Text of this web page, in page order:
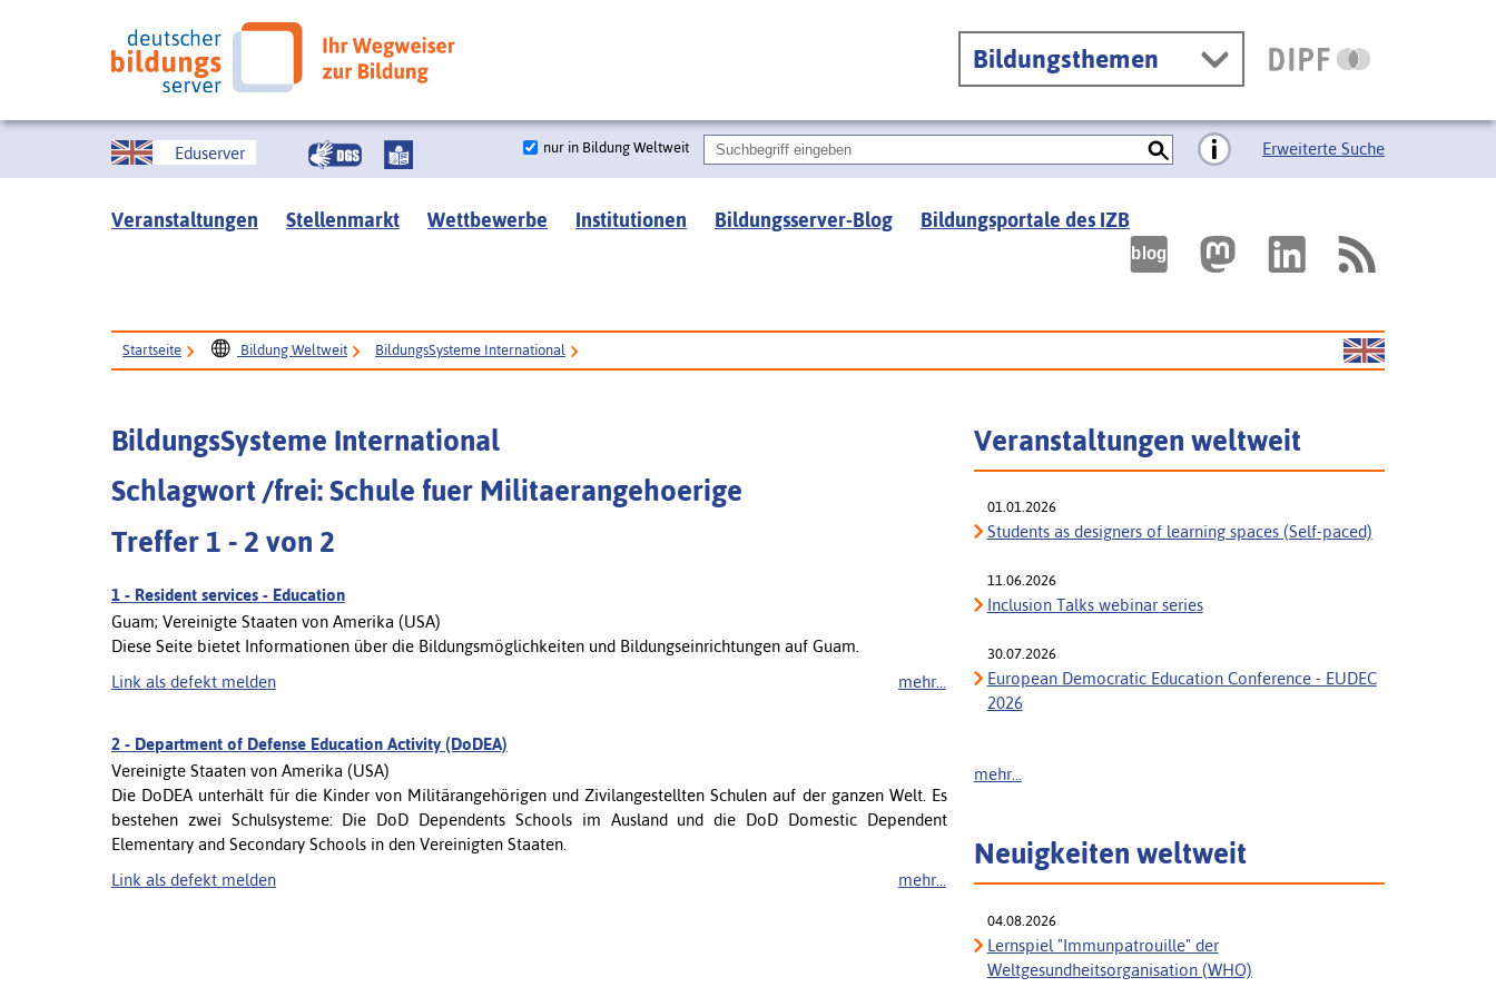
Bildungsthemen
Eduserver nur in Bildung Weltweit Erweiterte Suche
Veranstaltungen Stellenmarkt Wettbewerbe Institutionen Bildungsserver-Blog Bildungsportale des IZB
Startseite Bildung Weltweit BildungsSysteme International
BildungsSysteme International
Schlagwort /frei: Schule fuer Militaerangehoerige
Treffer 1 - 2 von 2
1 - Resident services - Education
Guam; Vereinigte Staaten von Amerika (USA)
Diese Seite bietet Informationen über die Bildungsmöglichkeiten und Bildungseinrichtungen auf Guam.
mehr...
Link als defekt melden
2 - Department of Defense Education Activity (DoDEA)
Vereinigte Staaten von Amerika (USA)
Die DoDEA unterhält für die Kinder von Militärangehörigen und Zivilangestellten Schulen auf der ganzen Welt. Es
bestehen zwei Schulsysteme: Die DoD Dependents Schools im Ausland und die DoD Domestic Dependent
Elementary and Secondary Schools in den Vereinigten Staaten.
mehr...
Link als defekt melden
Veranstaltungen weltweit
01.01.2026
Students as designers of learning spaces (Self-paced)
11.06.2026
Inclusion Talks webinar series
30.07.2026
European Democratic Education Conference - EUDEC
2026
mehr...
Neuigkeiten weltweit
04.08.2026
Lernspiel "Immunpatrouille" der
Weltgesundheitsorganisation (WHO)